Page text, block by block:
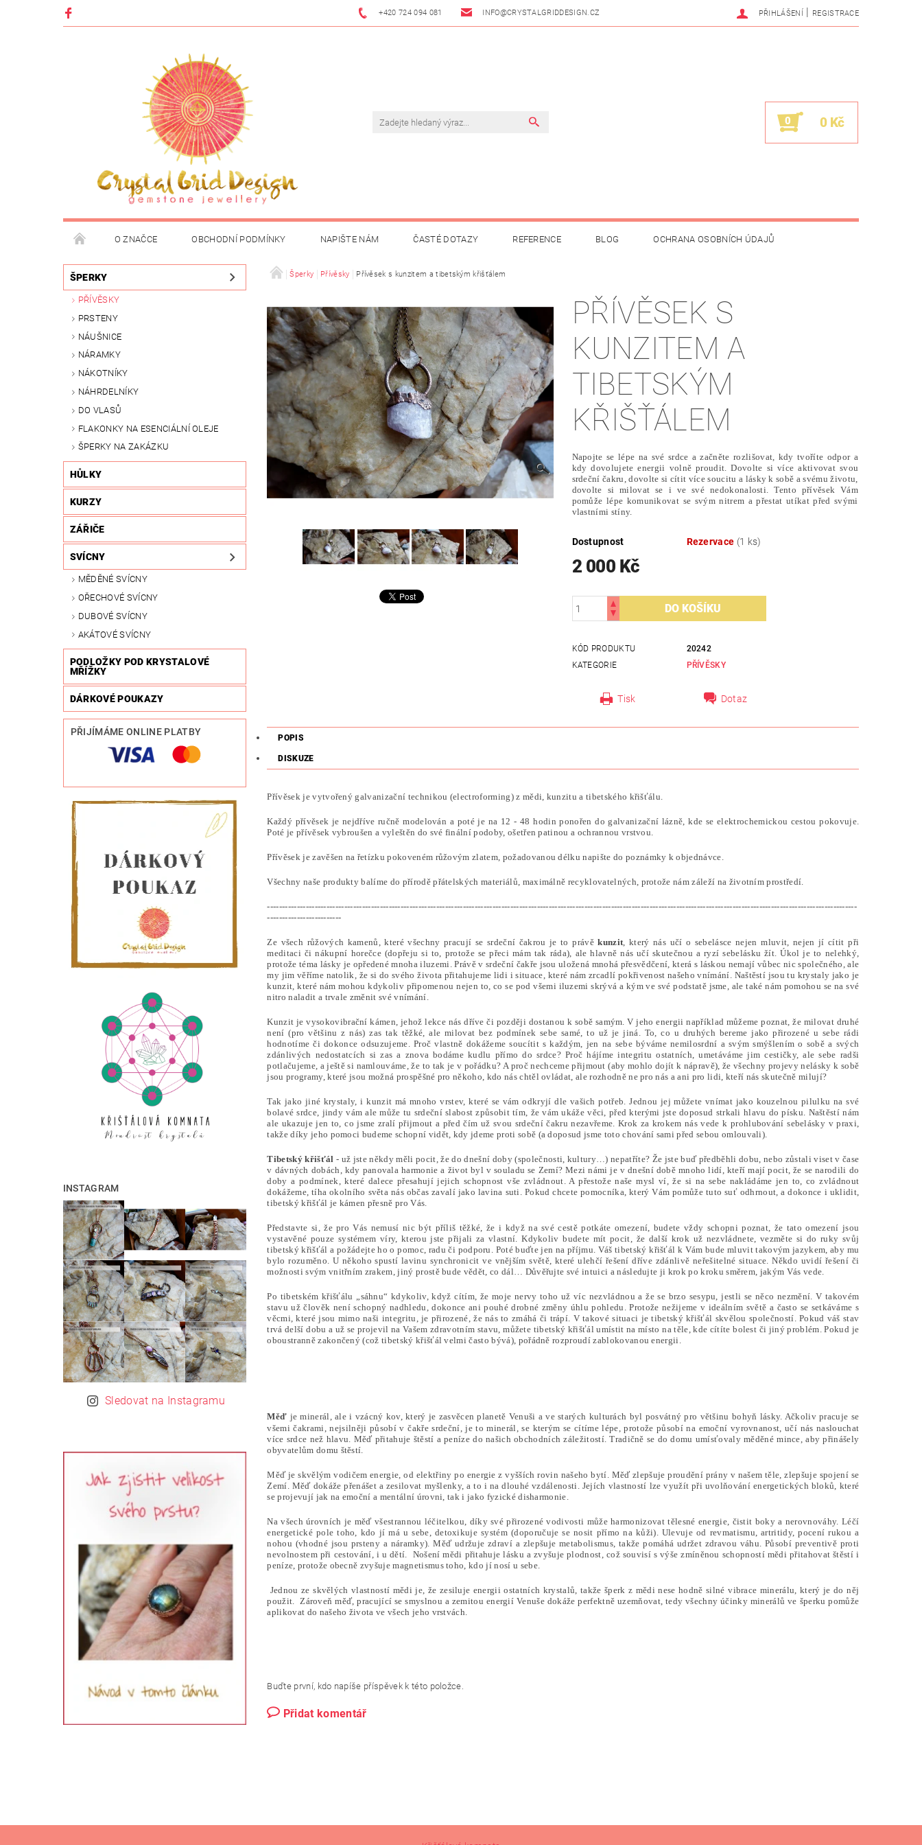
+420 724 094 081 INFO@CRYSTALGRIDDESIGN.CZ PŘIHLÁŠENÍ | REGISTRACE
0 0 Kč
O ZNAČCE OBCHODNÍ PODMÍNKY NAPIŠTE NÁM ČASTÉ DOTAZY REFERENCE BLOG OCHRANA OSOBNÍCH ÚDAJŮ
ŠPERKY
PŘÍVĚSKY
PRSTENY
NÁUŠNICE
NÁRAMKY
NÁKOTNÍKY
NÁHRDELNÍKY
DO VLASŮ
FLAKONKY NA ESENCIÁLNÍ OLEJE
ŠPERKY NA ZAKÁZKU
HŮLKY
KURZY
ZÁŘIČE
SVÍCNY
MĚDĚNÉ SVÍCNY
OŘECHOVÉ SVÍCNY
DUBOVÉ SVÍCNY
AKÁTOVÉ SVÍCNY
PODLOŽKY POD KRYSTALOVÉ
MŘÍŽKY
DÁRKOVÉ POUKAZY
PŘIJÍMÁME ONLINE PLATBY
INSTAGRAM
Sledovat na Instagramu
Šperky Přívěsky Přívěsek s kunzitem a tibetským křišťálem
PŘÍVĚSEK S
KUNZITEM A
TIBETSKÝM
KŘIŠŤÁLEM
Napojte se lépe na své srdce a začněte rozlišovat, kdy tvoříte odpor a
kdy dovolujete energii volně proudit. Dovolte si více aktivovat svou
srdeční čakru, dovolte si cítit více soucitu a lásky k sobě a svému životu,
dovolte si milovat se i ve své nedokonalosti. Tento přívěsek Vám
pomůže lépe komunikovat se svým nitrem a přestat utíkat před svými
vlastními stíny.
Dostupnost Rezervace (1 ks)
2 000 Kč
KÓD PRODUKTU
20242
KATEGORIE
PŘÍVĚSKY
Tisk Dotaz
POPIS
DISKUZE
Přívěsek je vytvořený galvanizační technikou (electroforming) z mědi, kunzitu a tibetského křišťálu.
Každý přívěsek je nejdříve ručně modelován a poté je na 12 - 48 hodin ponořen do galvanizační lázně, kde se elektrochemickou cestou pokovuje.
Poté je přívěsek vybroušen a vyleštěn do své finální podoby, ošetřen patinou a ochrannou vrstvou.
Přívěsek je zavěšen na řetízku pokoveném růžovým zlatem, požadovanou délku napište do poznámky k objednávce.
Všechny naše produkty balíme do přírodě přátelských materiálů, maximálně recyklovatelných, protože nám záleží na životním prostředí.
-------------------------------------------------------------------------------------------------------------------------------------------------------------------------------------------------------
-------------------------
Ze všech růžových kamenů, které všechny pracují se srdeční čakrou je to právěkunzit, který nás učí o sebelásce nejen mluvit, nejen jí cítit při
meditaci či nákupní horečce (dopřeju si to, protože se přeci mám tak ráda), ale hlavně nás učí skutečnou a ryzí sebelásku žít. Úkol je to nelehký,
protože téma lásky je opředené mnoha iluzemi. Právě v srdeční čakře jsou uložená mnohá přesvědčení, která s láskou nemají vůbec nic společného, ale
my jim věříme natolik, že si do svého života přitahujeme lidi i situace, které nám zrcadlí pokřivenost našeho vnímání. Naštěstí jsou tu krystaly jako je
kunzit, které nám mohou kdykoliv připomenou nejen to, co se pod všemi iluzemi skrývá a kým ve své podstatě jsme, ale také nám pomohou se na své
nitro naladit a trvale změnit své vnímání.
Kunzit je vysokovibrační kámen, jehož lekce nás dříve či později dostanou k sobě samým. V jeho energii například můžeme poznat, že milovat druhé
není (pro většinu z nás) zas tak těžké, ale milovat bez podmínek sebe samé, to už je jiná. To, co u druhých bereme jako přirozené u sebe rádi
hodnotíme či dokonce odsuzujeme. Proč vlastně dokážeme soucítit s každým, jen na sebe býváme nemilosrdní a svým smýšlením o sobě a svých
zdánlivých nedostatcích si zas a znova bodáme kudlu přímo do srdce? Proč hájíme integritu ostatních, umetáváme jim cestičky, ale sebe radši
potlačujeme, a ještě si namlouváme, že to tak je v pořádku? A proč nechceme přijmout (aby mohlo dojít k nápravě), že všechny projevy nelásky k sobě
jsou programy, které jsou možná prospěšné pro někoho, kdo nás chtěl ovládat, ale rozhodně ne pro nás a ani pro lidi, kteří nás skutečně milují?
Tak jako jiné krystaly, i kunzit má mnoho vrstev, které se vám odkryjí dle vašich potřeb. Jednou jej můžete vnímat jako kouzelnou pilulku na své
bolavé srdce, jindy vám ale může tu srdeční slabost způsobit tím, že vám ukáže věci, před kterými jste doposud strkali hlavu do písku. Naštěstí nám
ale ukazuje jen to, co jsme zralí přijmout a před čím už svou srdeční čakru nezavřeme. Krok za krokem nás vede k prohlubování sebelásky v praxi,
takže díky jeho pomoci budeme schopní vidět, kdy jdeme proti sobě (a doposud jsme toto chování sami před sebou omlouvali).
Tibetský křišťál - už jste někdy měli pocit, že do dnešní doby (společnosti, kultury…) nepatříte? Že jste buď předběhli dobu, nebo zůstali viset v čase
v dávných dobách, kdy panovala harmonie a život byl v souladu se Zemí? Mezi námi je v dnešní době mnoho lidí, kteří mají pocit, že se narodili do
doby a podmínek, které dalece přesahují jejich schopnost vše zvládnout. A přestože naše mysl ví, že si na sebe nakládáme jen to, co zvládnout
dokážeme, tíha okolního světa nás občas zavalí jako lavina suti. Pokud chcete pomocníka, který Vám pomůže tuto suť odhrnout, a dokonce i uklidit,
tibetský křišťál je kámen přesně pro Vás.
Představte si, že pro Vás nemusí nic být příliš těžké, že i když na své cestě potkáte omezení, budete vždy schopni poznat, že tato omezení jsou
vystavěné pouze systémem víry, kterou jste přijali za vlastní. Kdykoliv budete mít pocit, že další krok už nezvládnete, vezměte si do ruky svůj
tibetský křišťál a požádejte ho o pomoc, radu či podporu. Poté buďte jen na příjmu. Váš tibetský křišťál k Vám bude mluvit takovým jazykem, aby mu
bylo rozuměno. U někoho spustí lavinu synchronicit ve vnějším světě, které ulehčí řešení dříve zdánlivě neřešitelné situace. Někdo uvidí řešení či
možnosti svým vnitřním zrakem, jiný prostě bude vědět, co dál… Důvěřujte své intuici a následujte ji krok po kroku směrem, jakým Vás vede.
Po tibetském křišťálu „sáhnu“ kdykoliv, když cítím, že moje nervy toho už víc nezvládnou a že se brzo sesypu, jestli se něco nezmění. V takovém
stavu už člověk není schopný nadhledu, dokonce ani pouhé drobné změny úhlu pohledu. Protože nežijeme v ideálním světě a často se setkáváme s
věcmi, které jsou mimo naši integritu, je přirozené, že nás to zmáhá či trápí. V takové situaci je tibetský křišťál skvělou společností. Pokud váš stav
trvá delší dobu a už se projevil na Vašem zdravotním stavu, můžete tibetský křišťál umístit na místo na těle, kde cítíte bolest či jiný problém. Pokud je
oboustranně zakončený (což tibetský křišťál velmi často bývá), pořádně rozproudí zablokovanou energii.
Měď je minerál, ale i vzácný kov, který je zasvěcen planetě Venuši a ve starých kulturách byl posvátný pro většinu bohyň lásky. Ačkoliv pracuje se
všemi čakrami, nejsilněji působí v čakře srdeční, je to minerál, se kterým se cítíme lépe, protože působí na emoční vyrovnanost, učí nás naslouchat
více srdce než hlavu. Měď přitahuje štěstí a peníze do našich obchodních záležitostí. Tradičně se do domu umísťovaly měděné mince, aby přinášely
obyvatelům domu štěstí.
Měď je skvělým vodičem energie, od elektřiny po energie z vyšších rovin našeho bytí. Měď zlepšuje proudění prány v našem těle, zlepšuje spojení se
Zemí. Měď dokáže přenášet a zesilovat myšlenky, a to i na dlouhé vzdálenosti. Jejích vlastností lze využít při uvolňování energetických bloků, které
se projevují jak na emoční a mentální úrovni, tak i jako fyzické disharmonie.
Na všech úrovních je měď všestrannou léčitelkou, díky své přirozené vodivosti může harmonizovat tělesné energie, čistit boky a nerovnováhy. Léčí
energetické pole toho, kdo jí má u sebe, detoxikuje systém (doporučuje se nosit přímo na kůži). Ulevuje od revmatismu, artritidy, pocení rukou a
nohou (vhodné jsou prsteny a náramky). Měď udržuje zdraví a zlepšuje metabolismus, takže pomáhá udržet zdravou váhu. Působí preventivě proti
nevolnostem při cestování, i u dětí. Nošení mědi přitahuje lásku a zvyšuje plodnost, což souvisí s výše zmíněnou schopností mědi přitahovat štěstí i
peníze, protože obecně zvyšuje magnetismus toho, kdo jí nosí u sebe.
Jednou ze skvělých vlastností mědi je, že zesiluje energii ostatních krystalů, takže šperk z mědi nese hodně silné vibrace minerálu, který je do něj
použit. Zároveň měď, pracující se smyslnou a zemitou energií Venuše dokáže perfektně uzemňovat, tedy všechny účinky minerálů ve šperku pomůže
aplikovat do našeho života ve všech jeho vrstvách.
Buďte první, kdo napíše příspěvek k této položce.
Přidat komentář